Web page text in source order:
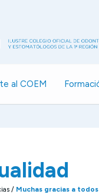
al COEM
/ Muchas gracias a